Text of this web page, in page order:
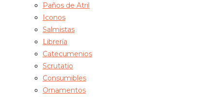
Paños de Atril
Iconos
Salmistas
Librería
Catecumenios
Scrutatio
Consumibles
Ornamentos